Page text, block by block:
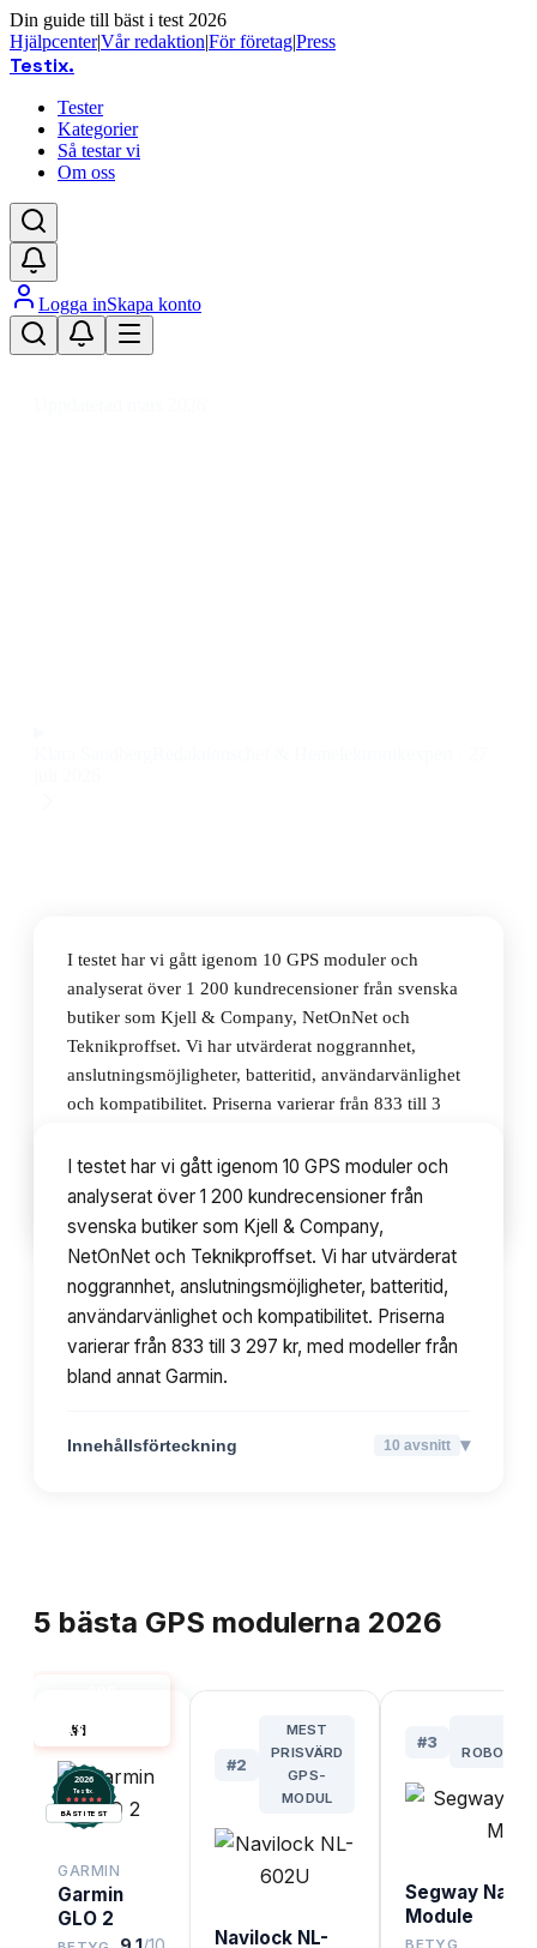
Din guide till bäst i test 2026
Hjälpcenter|Vår redaktion|För företag|Press
Testix.
Tester
Kategorier
Så testar vi
Om oss
Logga inSkapa konto
I testet har vi gått igenom 10 GPS moduler och
analyserat över 1 200 kundrecensioner från svenska
butiker som Kjell & Company, NetOnNet och
Teknikproffset. Vi har utvärderat noggrannhet,
anslutningsmöjligheter, batteritid, användarvänlighet
och kompatibilitet. Priserna varierar från 833 till 3
Innehållsförteckning 10avsnitt
I testet har vi gått igenom 10 GPS moduler och
analyserat över 1 200 kundrecensioner från
svenska butiker som Kjell & Company,
NetOnNet och Teknikproffset. Vi har utvärderat
noggrannhet, anslutningsmöjligheter, batteritid,
användarvänlighet och kompatibilitet. Priserna
varierar från 833 till 3 297 kr, med modeller från
bland annat Garmin.
Innehållsförteckning 10 avsnitt ▾
5 bästa GPS modulerna 2026
BÄST I TEST
#1
2026
Testix.
BÄST I TEST
GARMIN
Garmin
GLO 2
#2
MEST
PRISVÄRD
GPS-
MODUL
Navilock NL-
#3
Segway
Module
BETYG